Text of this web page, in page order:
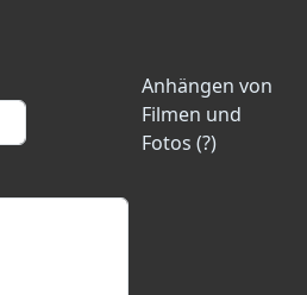
Anhängen von
Filmen und
Fotos (?)